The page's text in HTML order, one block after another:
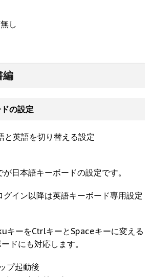
し
の設定
と英語を切り替える設定
日本語キーボードの設定です。
イン以降は英語キーボード専用設定
キーをCtrlキーとSpaceキーに変える
ドにも対応します。
プ起動後